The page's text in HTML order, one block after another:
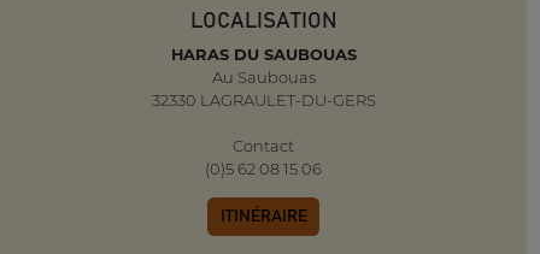
LOCALISATION
HARAS DU SAUBOUAS
Au Saubouas
32330 LAGRAULET-DU-GERS
Contact
(0)5 62 08 15 06
ITINÉRAIRE